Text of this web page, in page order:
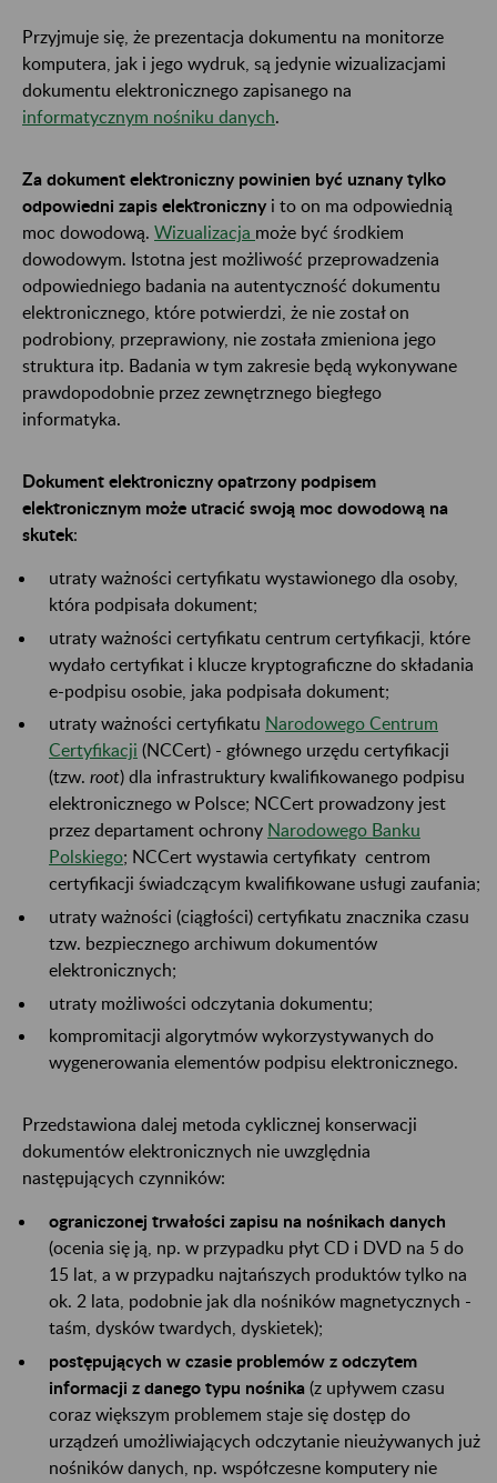
Przyjmuje się, że prezentacja dokumentu na monitorze
komputera, jak i jego wydruk, są jedynie wizualizacjami
dokumentu elektronicznego zapisanego na
informatycznym nośniku danych.
Za dokument elektroniczny powinien być uznany tylko
odpowiedni zapis elektroniczny i to on ma odpowiednią
moc dowodową. Wizualizacja może być środkiem
dowodowym. Istotna jest możliwość przeprowadzenia
odpowiedniego badania na autentyczność dokumentu
elektronicznego, które potwierdzi, że nie został on
podrobiony, przeprawiony, nie została zmieniona jego
struktura itp. Badania w tym zakresie będą wykonywane
prawdopodobnie przez zewnętrznego biegłego
informatyka.
Dokument elektroniczny opatrzony podpisem
elektronicznym może utracić swoją moc dowodową na
skutek:
utraty ważności certyfikatu wystawionego dla osoby,
która podpisała dokument;
utraty ważności certyfikatu centrum certyfikacji, które
wydało certyfikat i klucze kryptograficzne do składania
e-podpisu osobie, jaka podpisała dokument;
utraty ważności certyfikatu Narodowego Centrum
Certyfikacji (NCCert) - głównego urzędu certyfikacji
(tzw. root) dla infrastruktury kwalifikowanego podpisu
elektronicznego w Polsce; NCCert prowadzony jest
przez departament ochrony Narodowego Banku
Polskiego; NCCert wystawia certyfikaty centrom
certyfikacji świadczącym kwalifikowane usługi zaufania;
utraty ważności (ciągłości) certyfikatu znacznika czasu
tzw. bezpiecznego archiwum dokumentów
elektronicznych;
utraty możliwości odczytania dokumentu;
kompromitacji algorytmów wykorzystywanych do
wygenerowania elementów podpisu elektronicznego.
Przedstawiona dalej metoda cyklicznej konserwacji
dokumentów elektronicznych nie uwzględnia
następujących czynników:
ograniczonej trwałości zapisu na nośnikach danych
(ocenia się ją, np. w przypadku płyt CD i DVD na 5 do
15 lat, a w przypadku najtańszych produktów tylko na
ok. 2 lata, podobnie jak dla nośników magnetycznych -
taśm, dysków twardych, dyskietek);
postępujących w czasie problemów z odczytem
informacji z danego typu nośnika (z upływem czasu
coraz większym problemem staje się dostęp do
urządzeń umożliwiających odczytanie nieużywanych już
nośników danych, np. współczesne komputery nie